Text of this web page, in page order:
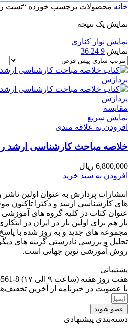
خانه محصولات برچسب خورده “تست
نمایش یک نتیجه
نمایش نوار کناری
نمایش 9
24
36
مقايسه
نمایش سریع
افزودن به علاقه مندی
خلاصه مباحث کارشناسی ارشد
6,800,000 ریال
افزودن به سبد خرید
عنوان کتاب در کلیه گروه های
باز هم برای اولین بار در ایران در
مجموعه های جدید و به روز شده با
تحلیل و بررسی نادرستی گزینه های
روش آموزشی نوین جهانی است.
پشتیبانی
هفت روز هفته (ساعت ۹ الی ۱۷) 8-66975561-021
با عضویت در خبرنامه از آخرین
عضو شوید
دسته‌بندی پیشنهادی